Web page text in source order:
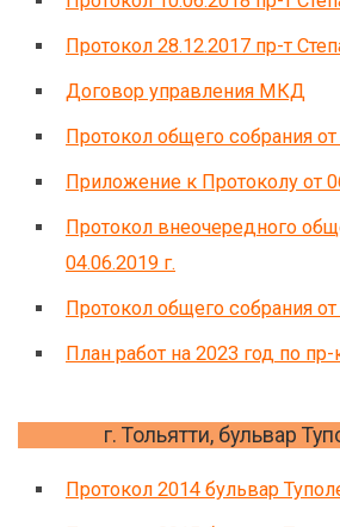
Протокол 28.12.2017 пр-т
Договор управления МКД
Протокол общего собрания от
Приложение к Протоколу от
Протокол внеочередного
04.06.2019 г.
Протокол общего собрания от
План работ на 2023 год по пр-
г. Тольятти, бульвар
Протокол 2014 бульвар